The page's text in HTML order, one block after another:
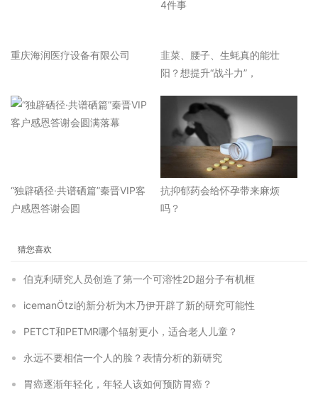
重庆海润医疗设备有限公司
韭菜、腰子、生蚝真的能壮
阳？想提升“战斗力”，
“独辟硒径·共谱硒篇”秦晋VIP客
户感恩答谢会圆
抗抑郁药会给怀孕带来麻烦
吗？
猜您喜欢
伯克利研究人员创造了第一个可溶性2D超分子有机框
icemanÖtzi的新分析为木乃伊开辟了新的研究可能性
PETCT和PETMR哪个辐射更小，适合老人儿童？
永远不要相信一个人的脸？表情分析的新研究
胃癌逐渐年轻化，年轻人该如何预防胃癌？